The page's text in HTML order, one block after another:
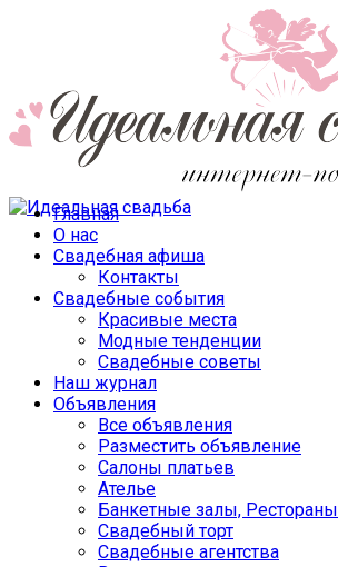
Главная
О нас
Свадебная афиша
Контакты
Свадебные события
Красивые места
Модные тенденции
Свадебные советы
Наш журнал
Объявления
Все объявления
Разместить объявление
Салоны платьев
Ателье
Банкетные залы, Рестораны
Свадебный торт
Свадебные агентства